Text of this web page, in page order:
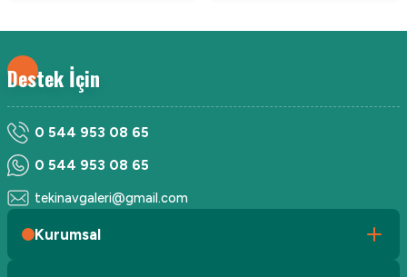
Destek İçin
0 544 953 08 65
0 544 953 08 65
tekinavgaleri@gmail.com
Kurumsal